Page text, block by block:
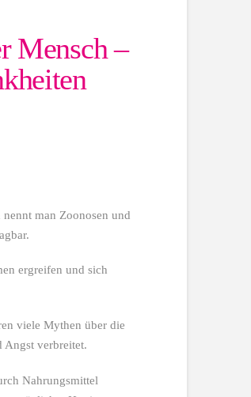
Mensch –
man Zoonosen und
ergreifen und sich
viele Mythen über die
verbreitet.
Nahrungsmittel